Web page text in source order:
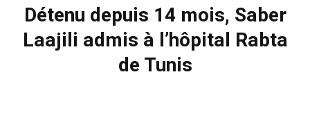
Détenu depuis 14 mois, Saber
Laajili admis à l’hôpital Rabta
de Tunis